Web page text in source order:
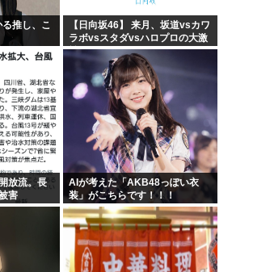
る推し、こ
【日向坂46】 来月、坂道vsカワ
ラボvsスタダvsハロプロの大激
戦
放流。長
害
AIが考えた「AKB48っぽい衣
装」がこちらです！！！